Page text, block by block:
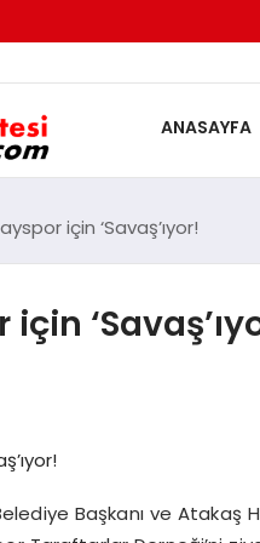
ANASAYFA
için ‘Savaş’ıyor!
Başkanı ve Atakaş